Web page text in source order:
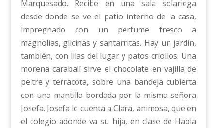
Marquesado. Recibe en una sala solariega
desde donde se ve el patio interno de la casa,
impregnado con un perfume fresco a
magnolias, glicinas y santarritas. Hay un jardín,
también, con lilas del lugar y patos criollos. Una
morena carabalí sirve el chocolate en vajilla de
peltre y terracota, sobre una bandeja cubierta
con una mantilla bordada por la misma señora
Josefa. Josefa le cuenta a Clara, animosa, que en
el colegio adonde va su hija, en clase de Habla